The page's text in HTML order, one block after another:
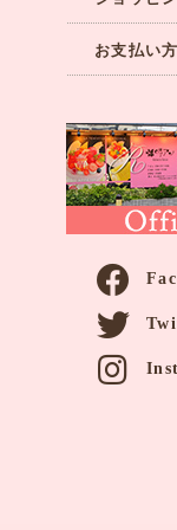
お支払い